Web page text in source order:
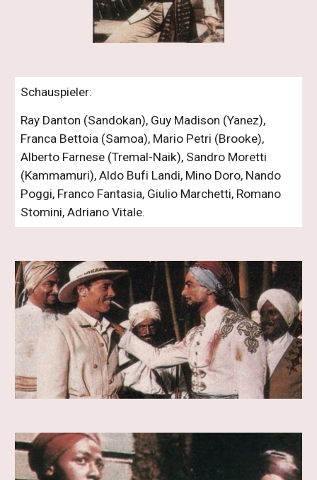
Schauspieler:
Ray Danton (Sandokan), Guy Madison (Yanez),
Franca Bettoia (Samoa), Mario Petri (Brooke),
Alberto Farnese (Tremal-Naik), Sandro Moretti
(Kammamuri), Aldo Bufi Landi, Mino Doro, Nando
Poggi, Franco Fantasia, Giulio Marchetti, Romano
Stomini, Adriano Vitale.